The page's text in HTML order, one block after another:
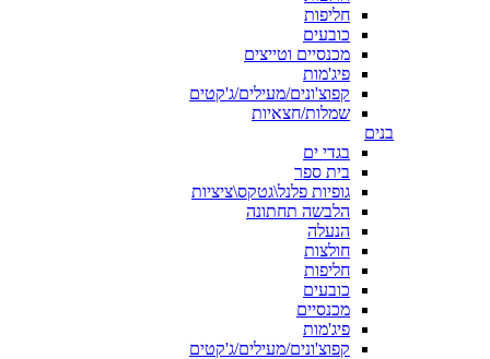
חליפות
כובעים
מכנסיים וטייצים
פיג'מות
קפוצ'ונים/מעילים/ג'קטים
שמלות/חצאיות
בנים
בגדי ים
בית ספר
גופיות פלנל\גטקס\ציציות
הלבשה תחתונה
הנעלה
חולצות
חליפות
כובעים
מכנסיים
פיג'מות
קפוצ'ונים/מעילים/ג'קטים